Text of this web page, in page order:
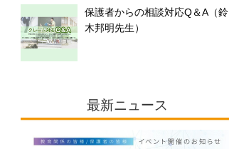
保護者からの相談対応Q＆A（鈴
木邦明先生）
最新ニュース